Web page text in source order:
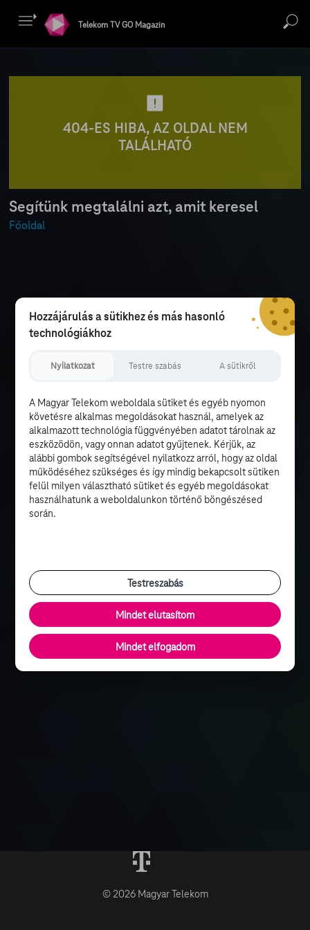
Telekom TV GO Magazin
404-ES HIBA, AZ OLDAL NEM
TALÁLHATÓ
Segítünk megtalálni azt, amit keresel
Főoldal
© 2026 Magyar Telekom
Hozzájárulás a sütikhez és más hasonló
technológiákhoz
Nyilatkozat Testre szabás A sütikről
A Magyar Telekom weboldala sütiket és egyéb nyomon
követésre alkalmas megoldásokat használ, amelyek az
alkalmazott technológia függvényében adatot tárolnak az
eszközödön, vagy onnan adatot gyűjtenek. Kérjük, az
alábbi gombok segítségével nyilatkozz arról, hogy az oldal
működéséhez szükséges és így mindig bekapcsolt sütiken
felül milyen választható sütiket és egyéb megoldásokat
használhatunk a weboldalunkon történő böngészésed
során.
Testreszabás
Mindet elutasítom
Mindet elfogadom